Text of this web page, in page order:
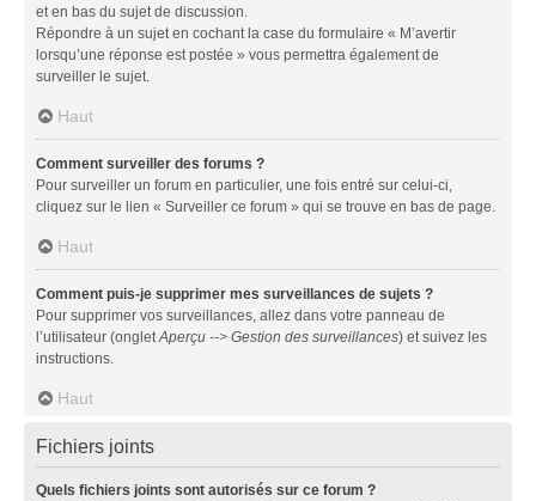
et en bas du sujet de discussion.
Répondre à un sujet en cochant la case du formulaire « M’avertir
lorsqu’une réponse est postée » vous permettra également de
surveiller le sujet.
Haut
Comment surveiller des forums ?
Pour surveiller un forum en particulier, une fois entré sur celui-ci,
cliquez sur le lien « Surveiller ce forum » qui se trouve en bas de page.
Haut
Comment puis-je supprimer mes surveillances de sujets ?
Pour supprimer vos surveillances, allez dans votre panneau de
l’utilisateur (ongletAperçu --> Gestion des surveillances) et suivez les
instructions.
Haut
Fichiers joints
Quels fichiers joints sont autorisés sur ce forum ?